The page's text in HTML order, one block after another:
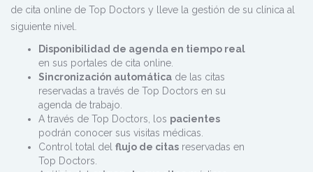
de cita online de Top Doctors y lleve la gestión de su clínica al
siguiente nivel.
Disponibilidad de agenda en tiempo real
en sus portales de cita online.
Sincronización automática de las citas
reservadas a través de Top Doctors en su
agenda de trabajo.
A través de Top Doctors, los pacientes
podrán conocer sus visitas médicas.
Control total del flujo de citas reservadas en
Top Doctors.